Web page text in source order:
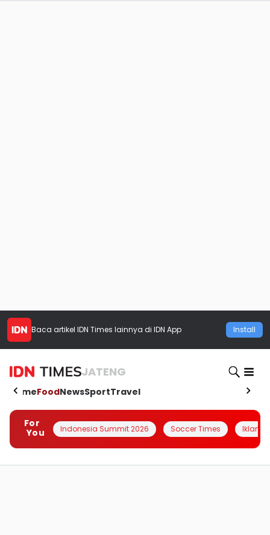
Baca artikel IDN Times lainnya di IDN App Install
JATENG
HomeFoodNewsSportTravel
For
You
Indonesia Summit 2026 Soccer Times Iklanin